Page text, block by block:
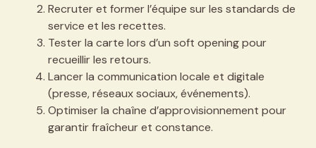
Recruter et former l’équipe sur les standards de
service et les recettes.
Tester la carte lors d’un soft opening pour
recueillir les retours.
Lancer la communication locale et digitale
(presse, réseaux sociaux, événements).
Optimiser la chaîne d’approvisionnement pour
garantir fraîcheur et constance.